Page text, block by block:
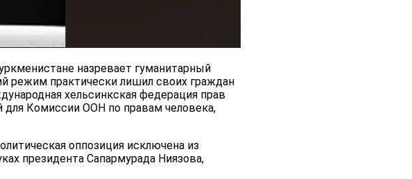
назревает гуманитарный
режим практически лишил своих граждан
хельсинкская федерация прав
для Комиссии ООН по правам человека,
оппозиция исключена из
президента Сапармурада Ниязова,